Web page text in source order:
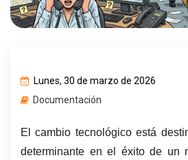
Lunes, 30 de marzo de 2026
Documentación
El cambio tecnológico está
determinante en el éxito de un